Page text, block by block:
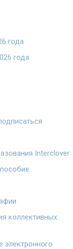
года
года
Interclover
коллективных
электронного